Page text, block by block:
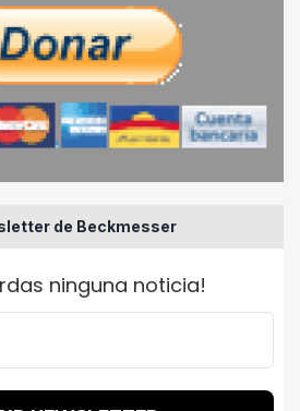
de Beckmesser
ninguna noticia!